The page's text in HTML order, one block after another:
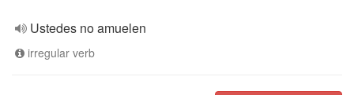
Ustedes no amuelen
irregular verb